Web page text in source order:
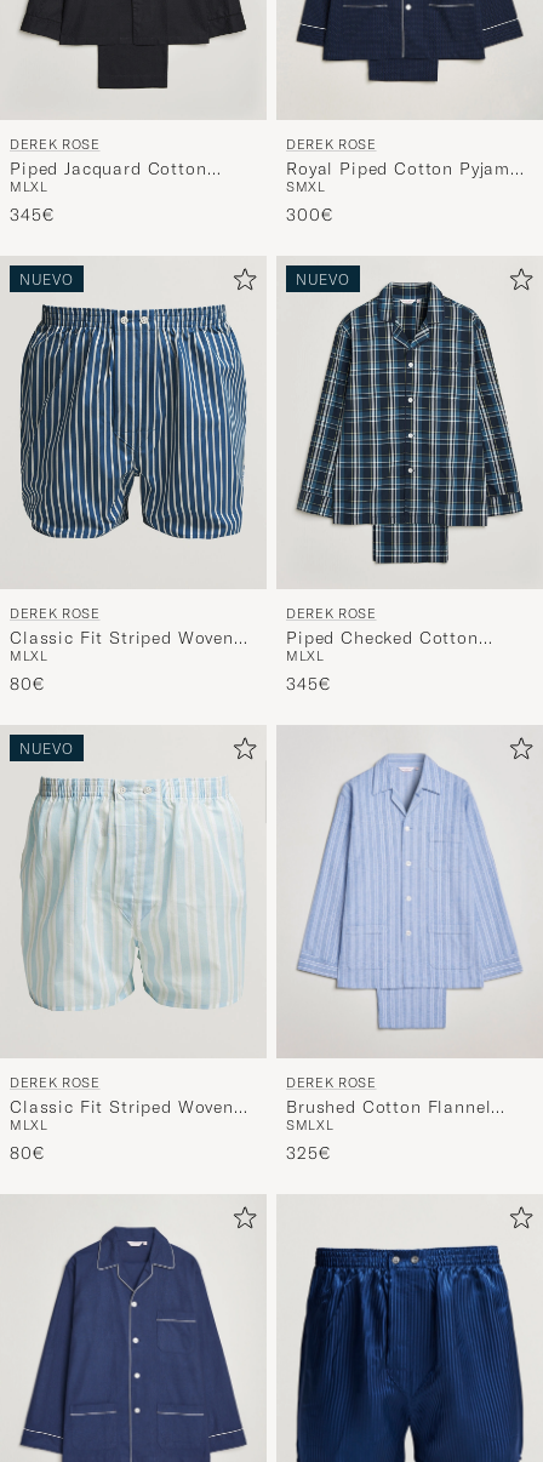
DEREK ROSE
Piped Jacquard Cotton
Pyjama Set Black
M LXL
345€
DEREK ROSE
Royal Piped Cotton Pyjama
Set Navy
SMXL
300€
NUEVO
DEREK ROSE
Classic Fit Striped Woven
Cotton Boxer Shorts
Blue/White
M LXL
80€
NUEVO
DEREK ROSE
Piped Checked Cotton
Pyjama Set Navy
M LXL
345€
NUEVO
DEREK ROSE
Classic Fit Striped Woven
Cotton Boxer Shorts
Blue/White
M LXL
80€
DEREK ROSE
Brushed Cotton Flannel
Striped Pyjama Set Blue
SMLXL
325€